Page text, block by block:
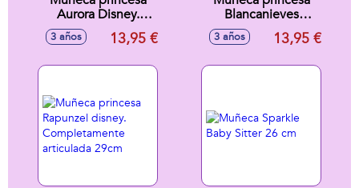
Aurora Disney.
Completamente
articulada 29cm
3 años 13,95 €
Blancanieves
disney.
Completamente
3 años 13,95 €